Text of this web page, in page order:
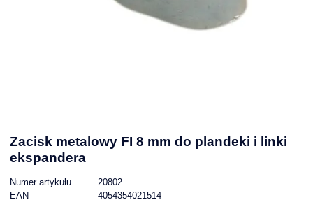
Zacisk metalowy FI 8 mm do plandeki i linki
ekspandera
Numer artykułu
20802
EAN
4054354021514